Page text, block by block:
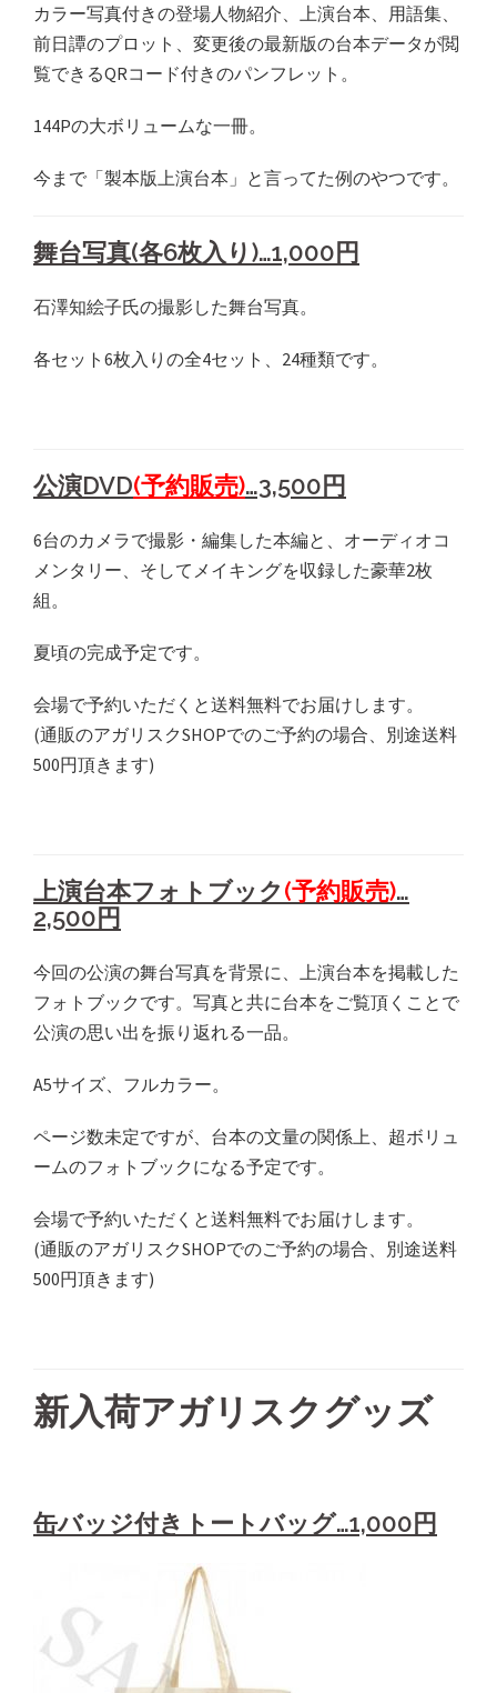
カラー写真付きの登場人物紹介、上演台本、用語集、
前日譚のプロット、変更後の最新版の台本データが閲
覧できるQRコード付きのパンフレット。
144Pの大ボリュームな一冊。
今まで「製本版上演台本」と言ってた例のやつです。
舞台写真(各6枚入り)…1,000円
石澤知絵子氏の撮影した舞台写真。
各セット6枚入りの全4セット、24種類です。
公演DVD(予約販売)…3,500円
6台のカメラで撮影・編集した本編と、オーディオコ
メンタリー、そしてメイキングを収録した豪華2枚
組。
夏頃の完成予定です。
会場で予約いただくと送料無料でお届けします。
(通販のアガリスクSHOPでのご予約の場合、別途送料
500円頂きます)
上演台本フォトブック(予約販売)…
2,500円
今回の公演の舞台写真を背景に、上演台本を掲載した
フォトブックです。写真と共に台本をご覧頂くことで
公演の思い出を振り返れる一品。
A5サイズ、フルカラー。
ページ数未定ですが、台本の文量の関係上、超ボリュ
ームのフォトブックになる予定です。
会場で予約いただくと送料無料でお届けします。
(通販のアガリスクSHOPでのご予約の場合、別途送料
500円頂きます)
新入荷アガリスクグッズ
缶バッジ付きトートバッグ…1,000円